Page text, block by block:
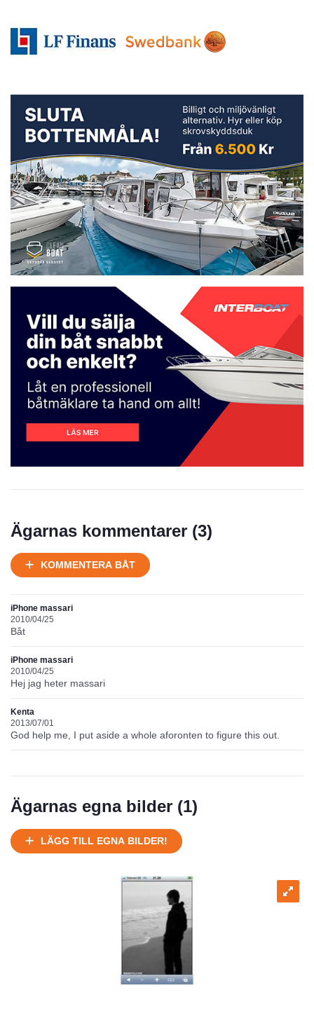
Prisstatistik
Ej körbart skick, bör transporteras på land
Under normalt skick, kan kräva reparation
Välhållen
Under normalt skick, kan kräva reparation
Normalt skick
Försäljningsår
Ägarnas kommentarer (3)
KOMMENTERA BÅT
iPhone massari
2010/04/25
Båt
iPhone massari
2010/04/25
Hej jag heter massari
Kenta
2013/07/01
God help me, I put aside a whole aforonten to figure this out.
Ägarnas egna bilder (1)
LÄGG TILL EGNA BILDER!